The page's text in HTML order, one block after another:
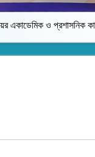
বন্ধ থাকবে।